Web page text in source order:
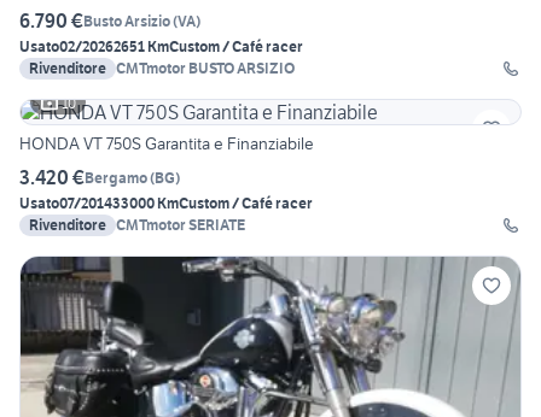
6.790 €Busto Arsizio(VA)
Usato02/20262651 KmCustom / Café racer
Rivenditore CMTmotor BUSTO ARSIZIO
10
HONDA VT 750S Garantita e Finanziabile
3.420 €Bergamo(BG)
Usato07/201433000 KmCustom / Café racer
Rivenditore CMTmotor SERIATE